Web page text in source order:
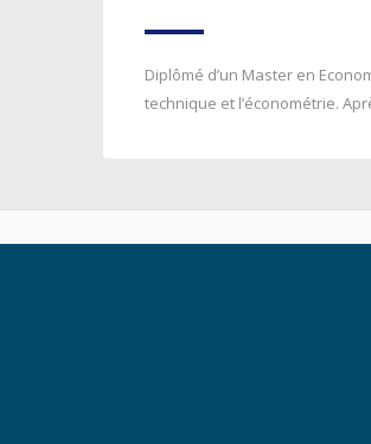
Diplômé d’un Master en
technique et l’économétrie.